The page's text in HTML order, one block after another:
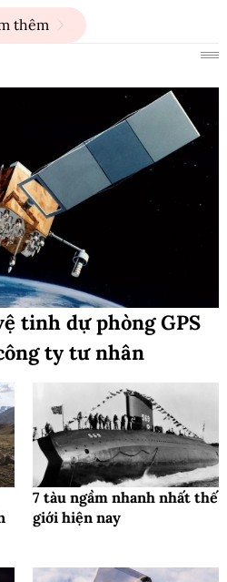
thêm
tinh dự phòng GPS
ty tư nhân
7 tàu ngầm nhanh nhất thế
giới hiện nay